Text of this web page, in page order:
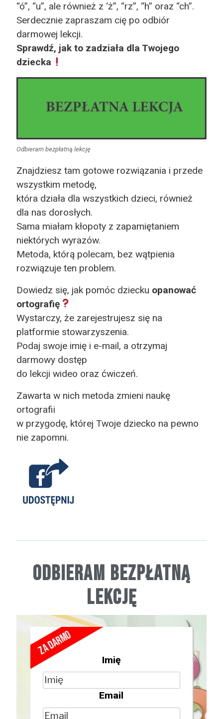
“ó”, “u”, ale również z ‘ż”, “rz”, “h” oraz “ch”.
Serdecznie zapraszam cię po odbiór
darmowej lekcji.
Sprawdź, jak to zadziała dla Twojego
dziecka
Odbieram bezpłatną lekcję
Znajdziesz tam gotowe rozwiązania i przede
wszystkim metodę,
która działa dla wszystkich dzieci, również
dla nas dorosłych.
Sama miałam kłopoty z zapamiętaniem
niektórych wyrazów.
Metoda, którą polecam, bez wątpienia
rozwiązuje ten problem.
Dowiedz się, jak pomóc dziecku opanować
ortografię
Wystarczy, że zarejestrujesz się na
platformie stowarzyszenia.
Podaj swoje imię i e-mail, a otrzymaj
darmowy dostęp
do lekcji wideo oraz ćwiczeń.
Zawarta w nich metoda zmieni naukę
ortografii
w przygodę, której Twoje dziecko na pewno
nie zapomni.
Odbieram bezpłatną
lekcję
Za darmo
Imię
Email